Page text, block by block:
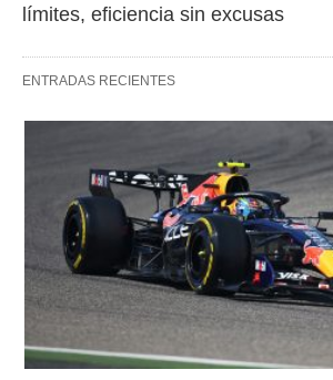
límites, eficiencia sin excusas
ENTRADAS RECIENTES